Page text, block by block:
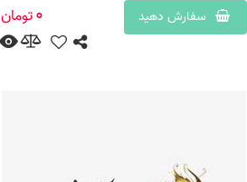
سفارش دهید
0تومان